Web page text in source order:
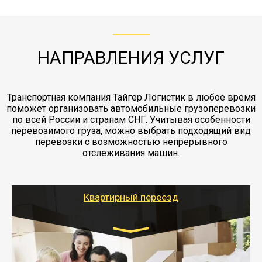
заканчивая выгрузкой в пункте получателя.
НАПРАВЛЕНИЯ УСЛУГ
Транспортная компания Тайгер Логистик в любое время
поможет организовать автомобильные грузоперевозки
по всей России и странам СНГ. Учитывая особенности
перевозимого груза, можно выбрать подходящий вид
перевозки с возможностью непрерывного
отслеживания машин.
Квартирный переезд
Газель: 1,5 и 3 тонны